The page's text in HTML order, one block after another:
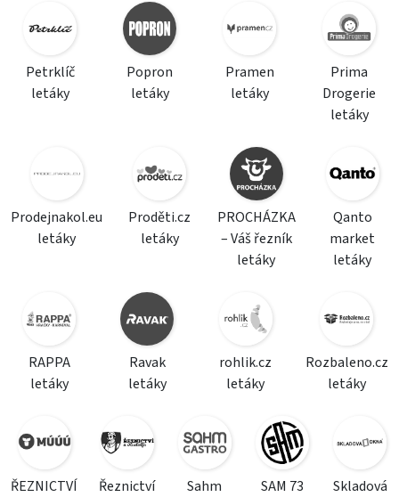
Petrklíč
letáky
Popron
letáky
Pramen
letáky
Prima
Drogerie
letáky
Prodejnakol.eu
letáky
Proděti.cz
letáky
PROCHÁZKA
– Váš řezník
letáky
Qanto
market
letáky
RAPPA
letáky
Ravak
letáky
rohlik.cz
letáky
Rozbaleno.cz
letáky
ŘEZNICTVÍ
Řeznictví
Sahm
SAM 73
Skladová